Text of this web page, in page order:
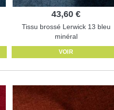
43,60 €
Tissu brossé Lerwick 13 bleu
minéral
VOIR